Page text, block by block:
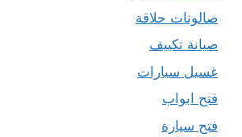
صالونات حلاقة
صيانة تكييف
غسيل سيارات
فتح ابواب
فتح سيارة